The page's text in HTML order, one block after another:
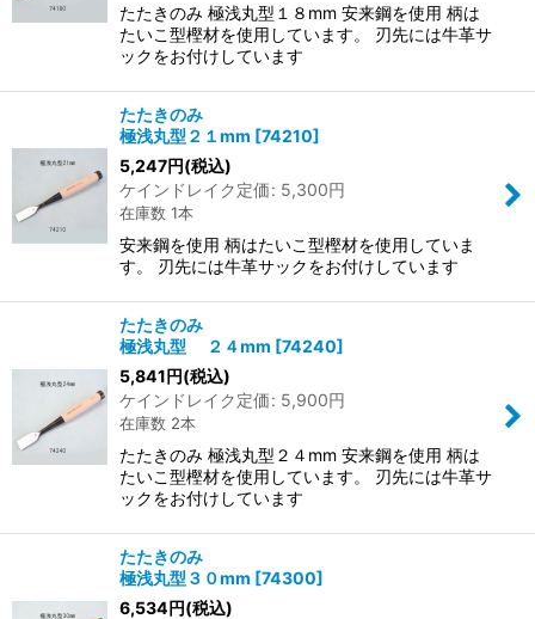
たたきのみ 極浅丸型１８mm 安来鋼を使用 柄は
たいこ型樫材を使用しています。 刃先には牛革サ
ックをお付けしています
たたきのみ
極浅丸型２１mm [74210]
5,247円(税込)
ケインドレイク定価: 5,300円
在庫数 1本
安来鋼を使用 柄はたいこ型樫材を使用していま
す。 刃先には牛革サックをお付けしています
たたきのみ
極浅丸型 ２４mm [74240]
5,841円(税込)
ケインドレイク定価: 5,900円
在庫数 2本
たたきのみ 極浅丸型２４mm 安来鋼を使用 柄は
たいこ型樫材を使用しています。 刃先には牛革サ
ックをお付けしています
たたきのみ
極浅丸型３０mm [74300]
6,534円(税込)